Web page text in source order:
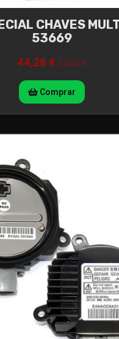
CHAVES
53669
44,28 € 55,35 €
Comprar